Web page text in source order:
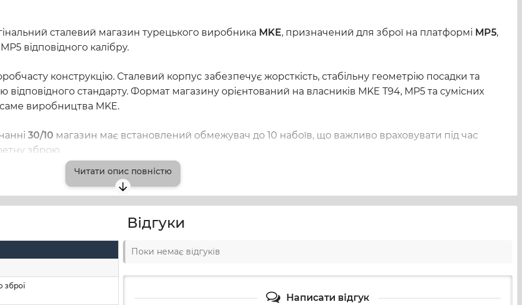
сталевий магазин турецького виробника MKE, призначений для зброї на платформі MP5,
відповідного калібру.
конструкцію. Сталевий корпус забезпечує жорсткість, стабільну геометрію посадки та
стандарту. Формат магазину орієнтований на власників MKE T94, MP5 та сумісних
виробництва MKE.
30/10 магазин має встановлений обмежувач до 10 набоїв, що важливо враховувати під час
зброю.
із платформою T94/MP5 та відповідність штатному формату магазинів для цієї системи.
Читати опис повністю
зброї
Відгуки
Поки немає відгуків
Написати відгук